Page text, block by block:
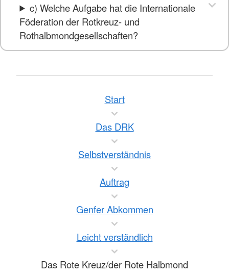
c) Welche Aufgabe hat die Internationale
Föderation der Rotkreuz- und
Rothalbmondgesellschaften?
Start
Das DRK
Selbstverständnis
Auftrag
Genfer Abkommen
Leicht verständlich
Das Rote Kreuz/der Rote Halbmond